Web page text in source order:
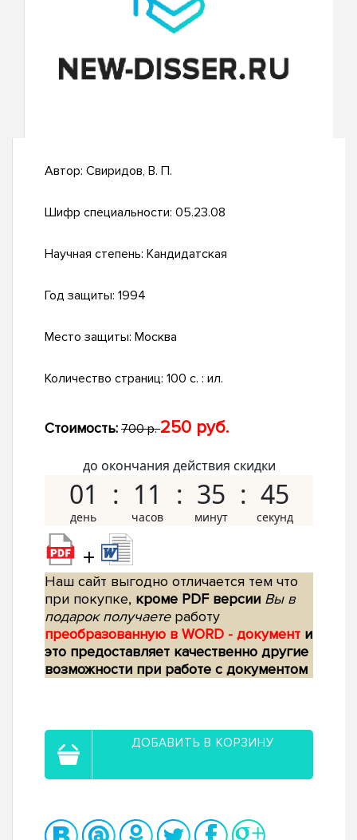
Автор: Свиридов, В. П.
Шифр специальности: 05.23.08
Научная степень: Кандидатская
Год защиты: 1994
Место защиты: Москва
Количество страниц: 100 с. : ил.
Стоимость: 700 р.250 руб.
до окончания действия скидки
01 11 35 44
+
Наш сайт выгодно отличается тем что
при покупке, кроме PDF версии Вы в
подарок получаетеработу
преобразованную в WORD - документ и
это предоставляет качественно другие
возможности при работе с документом
ДОБАВИТЬ В КОРЗИНУ